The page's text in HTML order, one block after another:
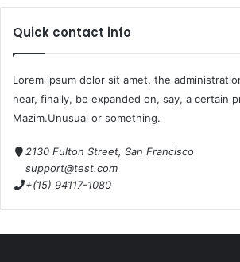
Quick contact info
Lorem ipsum dolor sit amet, the
hear, finally, be expanded on, say, a certain
Mazim.Unusual or something.
2130 Fulton Street, San Francisco
support@test.com
+(15) 94117-1080